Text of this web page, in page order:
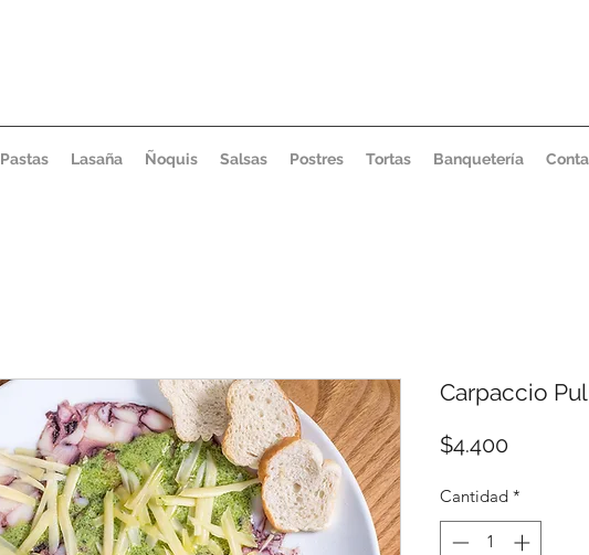
Pastas Lasaña Ñoquis Salsas Postres Tortas Banquetería
Carpaccio
$4.400Precio
Cantidad *